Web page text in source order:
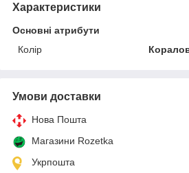
Характеристики
Основні атрибути
Колір
Умови доставки
Нова Пошта
Магазини Rozetka
Укрпошта